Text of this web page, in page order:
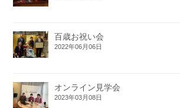
百歳お祝い会
2022年06月06日
オンライン見学会
2023年03月08日